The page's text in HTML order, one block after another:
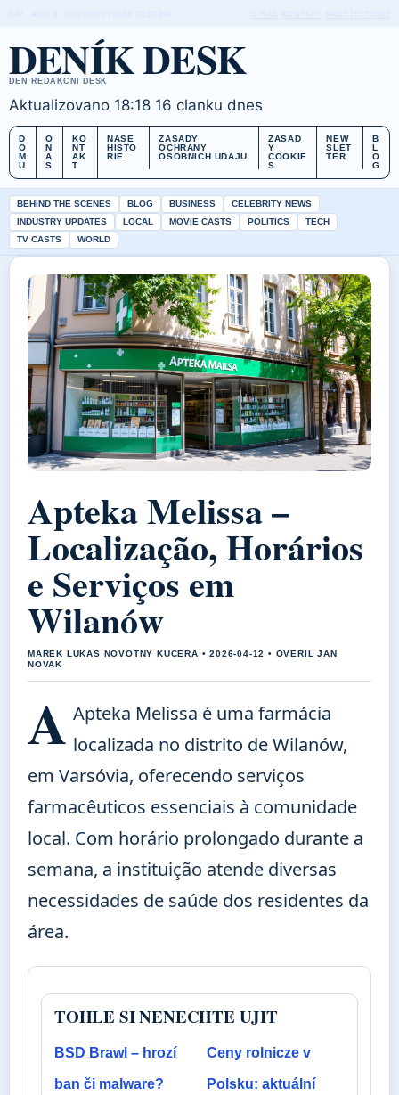
DENÍK DESK
DEN REDAKCNI DESK
Aktualizovano 18:18 16 clanku dnes
D
O
M
U
O
N
A
S
KO
NT
AK
T
NASE
HISTO
RIE
ZASADY
OCHRANY
OSOBNICH UDAJU
ZASAD
Y
COOKIE
S
NEW
SLET
TER
B
L
O
G
BEHIND THE SCENES BLOG BUSINESS
CELEBRITY NEWS
INDUSTRY UPDATES
LOCAL MOVIE CASTS POLITICS
TECH
TV CASTS
WORLD
Apteka Melissa –
Localização, Horários
e Serviços em
Wilanów
MAREK LUKAS NOVOTNY KUCERA • 2026-04-12 • OVERIL JAN
NOVAK
A Apteka Melissa é uma farmácia
localizada no distrito de Wilanów,
em Varsóvia, oferecendo serviços
farmacêuticos essenciais à comunidade
local. Com horário prolongado durante a
semana, a instituição atende diversas
necessidades de saúde dos residentes da
área.
TOHLE SI NENECHTE UJIT
BSD Brawl – hrozí
ban či malware?
Ceny rolnicze v
Polsku: aktuální